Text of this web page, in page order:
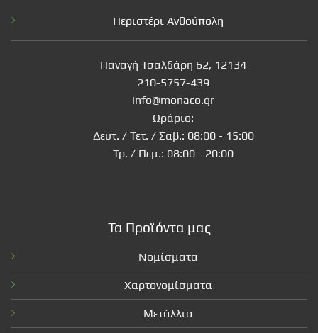
Περιστέρι Ανθούπολη
Παναγή Τσαλδάρη 62, 12134
210-5757-439
info@monaco.gr
Ωράριο:
Δευτ. / Τετ. / Σαβ.: 08:00 - 15:00
Τρ. / Πεμ.: 08:00 - 20:00
Τα Προϊόντα μας
Νομίσματα
Χαρτονομίσματα
Μετάλλια